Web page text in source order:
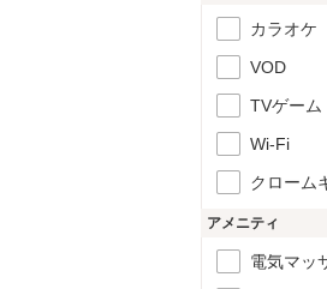
カラオケ
VOD
TVゲーム
Wi-Fi
クローム
アメニティ
電気マッ